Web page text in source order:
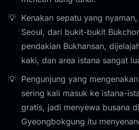
Kenakan sepatu yang
Seoul, dari bukit-bukit
pendakian Bukhansan,
kaki, dan area istana sangat
Pengunjung yang
sering kali masuk ke istana-
gratis, jadi menyewa busana
Gyeongbokgung itu